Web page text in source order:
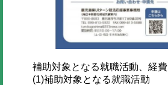
補助対象となる就職活動、経費
(1)補助対象となる就職活動